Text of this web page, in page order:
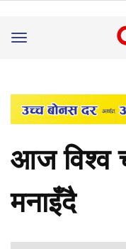
Toggle
आज विश्व
मनाइँदै